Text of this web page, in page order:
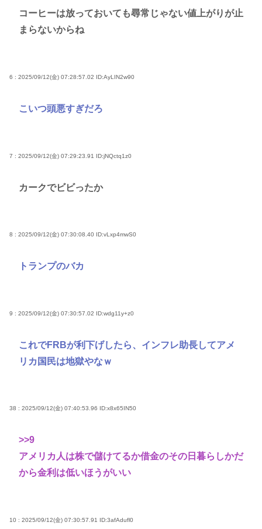
コーヒーは放っておいても尋常じゃない値上がりが止
まらないからね
6 : 2025/09/12(金) 07:28:57.02 ID:AyLIN2w90
こいつ頭悪すぎだろ
7 : 2025/09/12(金) 07:29:23.91 ID:jNQctq1z0
カークでビビったか
8 : 2025/09/12(金) 07:30:08.40 ID:vLxp4mwS0
トランプのバカ
9 : 2025/09/12(金) 07:30:57.02 ID:wdg11y+z0
これでFRBが利下げしたら、インフレ助長してアメ
リカ国民は地獄やなｗ
38 : 2025/09/12(金) 07:40:53.96 ID:x8x65IN50
>>9
アメリカ人は株で儲けてるか借金のその日暮らしかだ
から金利は低いほうがいい
10 : 2025/09/12(金) 07:30:57.91 ID:3afAdufl0